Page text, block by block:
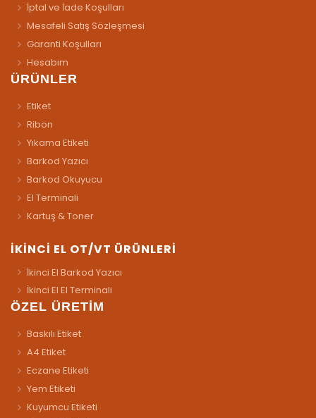
İptal ve İade Koşulları
Mesafeli Satış Sözleşmesi
Garanti Koşulları
Hesabım
ÜRÜNLER
Etiket
Ribon
Yıkama Etiketi
Barkod Yazıcı
Barkod Okuyucu
El Terminali
Kartuş & Toner
İKİNCİ EL OT/VT ÜRÜNLERİ
İkinci El Barkod Yazıcı
İkinci El El Terminali
ÖZEL ÜRETİM
Baskılı Etiket
A4 Etiket
Eczane Etiketi
Yem Etiketi
Kuyumcu Etiketi